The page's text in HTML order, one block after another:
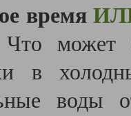
время
Что может
в
воды